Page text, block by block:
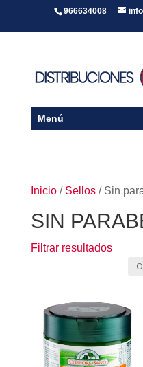
966634008
Menú
Inicio/ Sellos/ Sin
SIN
Filtrar resultados